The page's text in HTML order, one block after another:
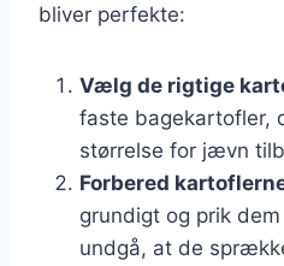
bliver perfekte:
Vælg de rigtige
faste bagekartofler,
størrelse for jævn
Forbered
grundigt og prik
undgå, at de